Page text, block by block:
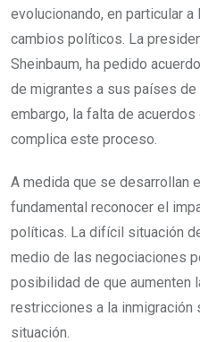
evolucionando, en particular
cambios políticos. La
Sheinbaum, ha pedido
de migrantes a sus países de
embargo, la falta de
complica este proceso.
A medida que se desarrollan
fundamental reconocer el
políticas. La difícil situación
medio de las negociaciones
posibilidad de que aumenten
restricciones a la inmigración
situación.